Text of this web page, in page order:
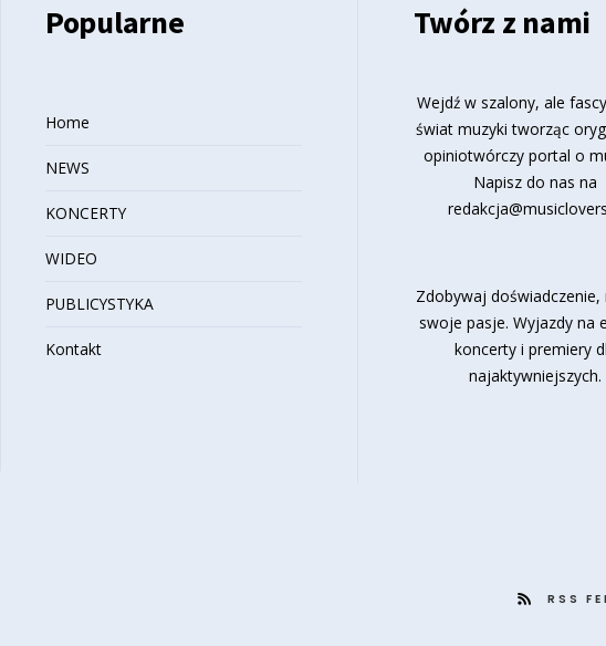
Popularne
Home
NEWS
KONCERTY
WIDEO
PUBLICYSTYKA
Kontakt
Twórz z nami
Wejdź w szalony, ale
świat muzyki tworząc
opiniotwórczy portal o
Napisz do nas na
Zdobywaj doświadczenie,
swoje pasje. Wyjazdy na
koncerty i premiery
najaktywniejszych.
RSS